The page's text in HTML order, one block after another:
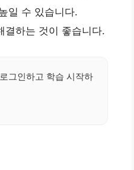
일 수 있습니다.
하는 것이 좋습니다.
그인하고 학습 시작하